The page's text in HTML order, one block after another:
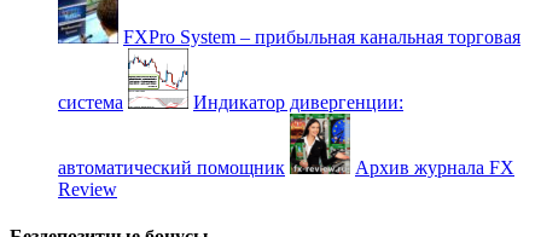
FXPro System – прибыльная канальная торговая
система Индикатор дивергенции:
автоматический помощник
Архив журнала FX
Review